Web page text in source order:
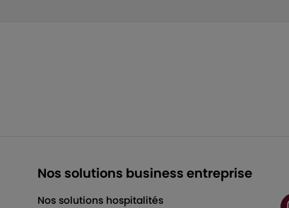
Nos solutions business entreprise
Nos solutions hospitalités